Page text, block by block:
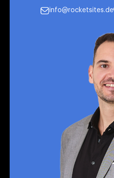
info@rocketsites.de